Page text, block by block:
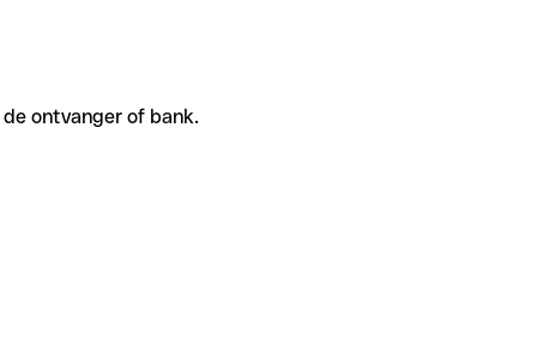
ontvanger of bank.